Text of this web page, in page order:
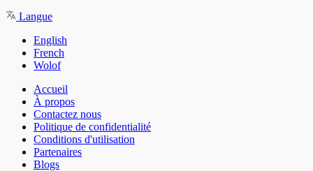
Langue
English
French
Wolof
Accueil
À propos
Contactez nous
Politique de confidentialité
Conditions d'utilisation
Partenaires
Blogs